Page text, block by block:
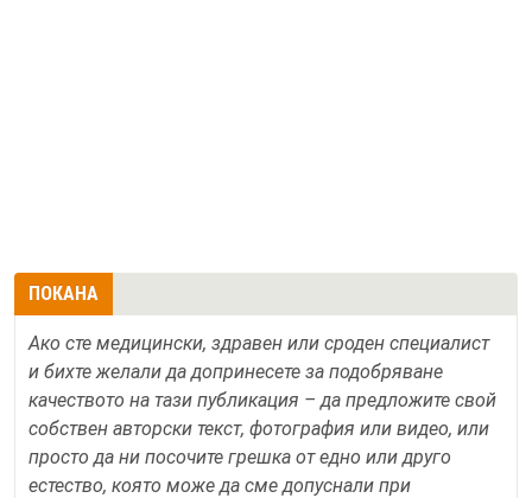
ПОКАНА
Ако сте медицински, здравен или сроден специалист
и бихте желали да допринесете за подобряване
качеството на тази публикация – да предложите свой
собствен авторски текст, фотография или видео, или
просто да ни посочите грешка от едно или друго
естество, която може да сме допуснали при